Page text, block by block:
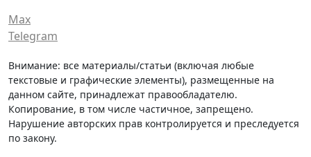
Max
Telegram
Внимание: все материалы/статьи (включая любые
текстовые и графические элементы), размещенные на
данном сайте, принадлежат правообладателю.
Копирование, в том числе частичное, запрещено.
Нарушение авторских прав контролируется и преследуется
по закону.